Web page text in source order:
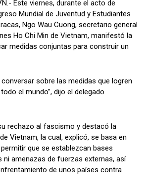
Este viernes, durante el acto de
Mundial de Juventud y Estudiantes
Ngo Wau Cuong, secretario general
Ho Chi Min de Vietnam, manifestó la
medidas conjuntas para construir un
sobre las medidas que logren
el mundo”, dijo el delegado
rechazo al fascismo y destacó la
Vietnam, la cual, explicó, se basa en
que se establezcan bases
ni amenazas de fuerzas externas, así
de unos países contra